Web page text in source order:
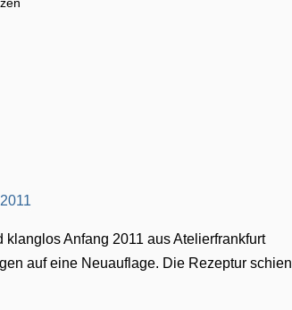
Anfang 2011 aus Atelierfrankfurt
auf eine Neuauflage. Die Rezeptur schien